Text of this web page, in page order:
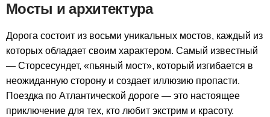
Мосты и архитектура
Дорога состоит из восьми уникальных мостов, каждый из
которых обладает своим характером. Самый известный
— Сторсесундет, «пьяный мост», который изгибается в
неожиданную сторону и создает иллюзию пропасти.
Поездка по Атлантической дороге — это настоящее
приключение для тех, кто любит экстрим и красоту.